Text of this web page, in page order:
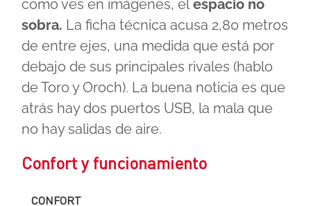
como ves en imágenes, elespacio no
sobra. La ficha técnica acusa 2,80 metros
de entre ejes, una medida que está por
debajo de sus principales rivales (hablo
de Toro y Oroch). La buena noticia es que
atrás hay dos puertos USB, la mala que
no hay salidas de aire.
Confort y funcionamiento
CONFORT